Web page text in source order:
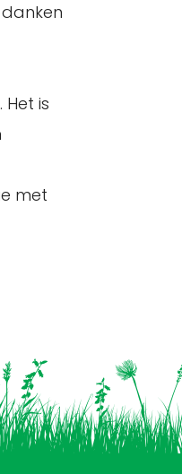
is
met